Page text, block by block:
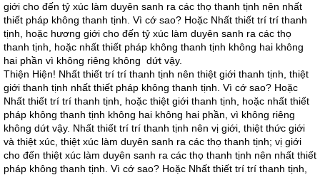
giới cho đến tỷ xúc làm duyên sanh ra các thọ thanh tịnh nên nhất
thiết pháp không thanh tịnh. Vì cớ sao? Hoặc Nhất thiết trí trí thanh
tịnh, hoặc hương giới cho đến tỷ xúc làm duyên sanh ra các thọ
thanh tịnh, hoặc nhất thiết pháp không thanh tịnh không hai không
hai phần vì không riêng không dứt vậy.
Thiện Hiện! Nhất thiết trí trí thanh tịnh nên thiệt giới thanh tịnh, thiệt
giới thanh tịnh nhất thiết pháp không thanh tịnh. Vì cớ sao? Hoặc
Nhất thiết trí trí thanh tịnh, hoặc thiệt giới thanh tịnh, hoặc nhất thiết
pháp không thanh tịnh không hai không hai phần, vì không riêng
không dứt vậy. Nhất thiết trí trí thanh tịnh nên vị giới, thiệt thức giới
và thiệt xúc, thiệt xúc làm duyên sanh ra các thọ thanh tịnh; vị giới
cho đến thiệt xúc làm duyên sanh ra các thọ thanh tịnh nên nhất thiết
pháp không thanh tịnh. Vì cớ sao? Hoặc Nhất thiết trí trí thanh tịnh,